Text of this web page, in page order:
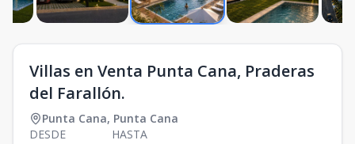
Villas en Venta Punta Cana, Praderas
del Farallón.
Punta Cana, Punta Cana
DESDE
HASTA